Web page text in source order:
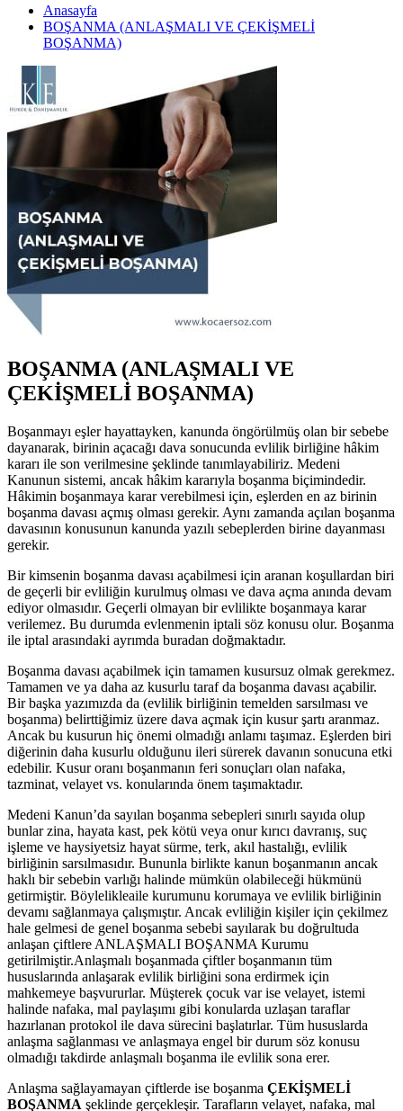
Anasayfa
BOŞANMA (ANLAŞMALI VE ÇEKİŞMELİ
BOŞANMA)
BOŞANMA (ANLAŞMALI VE
ÇEKİŞMELİ BOŞANMA)
Boşanmayı eşler hayattayken, kanunda öngörülmüş olan bir sebebe
dayanarak, birinin açacağı dava sonucunda evlilik birliğine hâkim
kararı ile son verilmesine şeklinde tanımlayabiliriz. Medeni
Kanunun sistemi, ancak hâkim kararıyla boşanma biçimindedir.
Hâkimin boşanmaya karar verebilmesi için, eşlerden en az birinin
boşanma davası açmış olması gerekir. Aynı zamanda açılan boşanma
davasının konusunun kanunda yazılı sebeplerden birine dayanması
gerekir.
Bir kimsenin boşanma davası açabilmesi için aranan koşullardan biri
de geçerli bir evliliğin kurulmuş olması ve dava açma anında devam
ediyor olmasıdır. Geçerli olmayan bir evlilikte boşanmaya karar
verilemez. Bu durumda evlenmenin iptali söz konusu olur. Boşanma
ile iptal arasındaki ayrımda buradan doğmaktadır.
Boşanma davası açabilmek için tamamen kusursuz olmak gerekmez.
Tamamen ve ya daha az kusurlu taraf da boşanma davası açabilir.
Bir başka yazımızda da (evlilik birliğinin temelden sarsılması ve
boşanma) belirttiğimiz üzere dava açmak için kusur şartı aranmaz.
Ancak bu kusurun hiç önemi olmadığı anlamı taşımaz. Eşlerden biri
diğerinin daha kusurlu olduğunu ileri sürerek davanın sonucuna etki
edebilir. Kusur oranı boşanmanın feri sonuçları olan nafaka,
tazminat, velayet vs. konularında önem taşımaktadır.
Medeni Kanun’da sayılan boşanma sebepleri sınırlı sayıda olup
bunlar zina, hayata kast, pek kötü veya onur kırıcı davranış, suç
işleme ve haysiyetsiz hayat sürme, terk, akıl hastalığı, evlilik
birliğinin sarsılmasıdır. Bununla birlikte kanun boşanmanın ancak
haklı bir sebebin varlığı halinde mümkün olabileceği hükmünü
getirmiştir. Böylelikleaile kurumunu korumaya ve evlilik birliğinin
devamı sağlanmaya çalışmıştır. Ancak evliliğin kişiler için çekilmez
hale gelmesi de genel boşanma sebebi sayılarak bu doğrultuda
anlaşan çiftlere ANLAŞMALI BOŞANMA Kurumu
getirilmiştir.Anlaşmalı boşanmada çiftler boşanmanın tüm
hususlarında anlaşarak evlilik birliğini sona erdirmek için
mahkemeye başvururlar. Müşterek çocuk var ise velayet, istemi
halinde nafaka, mal paylaşımı gibi konularda uzlaşan taraflar
hazırlanan protokol ile dava sürecini başlatırlar. Tüm hususlarda
anlaşma sağlanması ve anlaşmaya engel bir durum söz konusu
olmadığı takdirde anlaşmalı boşanma ile evlilik sona erer.
Anlaşma sağlayamayan çiftlerde ise boşanma ÇEKİŞMELİ
BOŞANMA şeklinde gerçekleşir. Tarafların velayet, nafaka, mal